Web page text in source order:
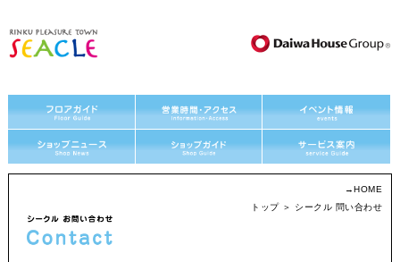
→HOME
トップ＞ シークル 問い合わせ